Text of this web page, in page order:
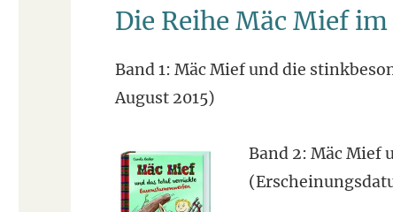
Die Reihe Mäc Mief
Band 1: Mäc Mief und die
August 2015)
Band 2: Mäc Mief